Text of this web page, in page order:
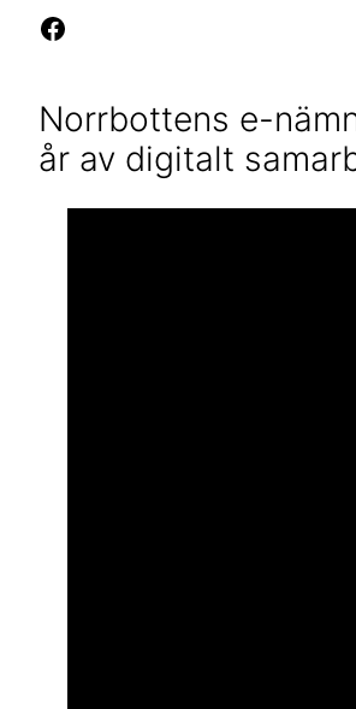
Facebook
Norrbottens e-
år av digitalt